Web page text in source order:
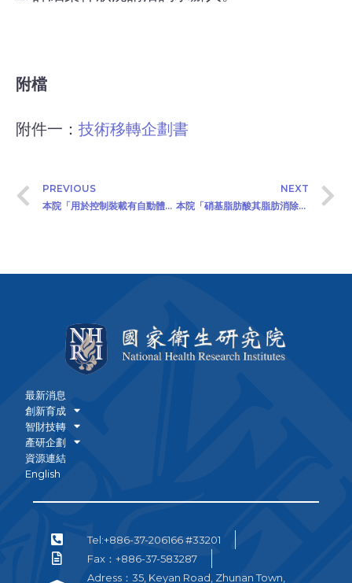
附檔
附件一： 技術移轉企劃書
PREVIOUS
本院「用於控制裝載有自動體外心臟電擊去顫器的電梯之系統及方法」公開徵求技術移轉廠商(112年11月28日)
NEXT
本院「硝基脂肪酸其脂肪消除能力之應用」公開徵求技術移轉廠商(2023/12/15)
最新消息
創新育成
智財技轉
產研企劃
資源連結
English
Tel:+886-37-206166 #33201
Fax：+886-37-583287
Adress：35, Keyan Road, Zhunan Town,